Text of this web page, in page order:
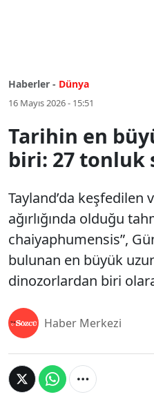
Haberler - Dünya
16 Mayıs 2026 - 15:51
Tarihin en
biri: 27 tonluk
Tayland’da keşfedilen
ağırlığında olduğu
chaiyaphumensis”,
bulunan en büyük
dinozorlardan biri
Haber Merkezi